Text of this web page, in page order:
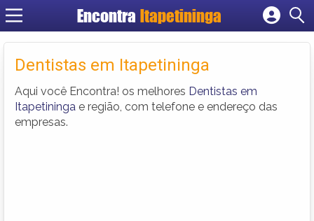
Encontra Itapetininga
Cadastrar empresa
Criar conta
Dentistas em Itapetininga
Aqui você Encontra! os melhores Dentistas em
Itapetininga e região, com telefone e endereço das
empresas.